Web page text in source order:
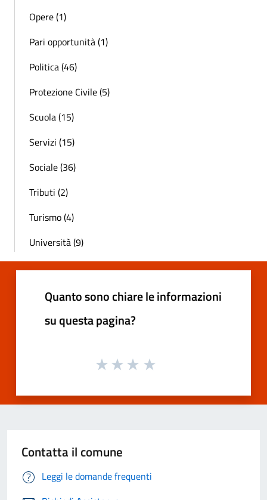
Opere (1)
Pari opportunità (1)
Politica (46)
Protezione Civile (5)
Scuola (15)
Servizi (15)
Sociale (36)
Tributi (2)
Turismo (4)
Università (9)
Quanto sono chiare le informazioni
su questa pagina?
Contatta il comune
Leggi le domande frequenti